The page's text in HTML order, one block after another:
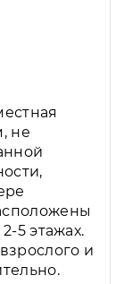
не
5 этажах.
и